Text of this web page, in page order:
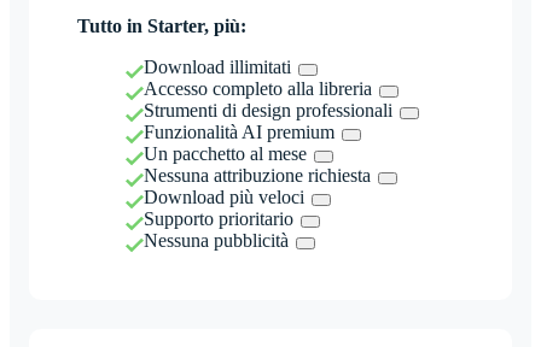
Tutto in Starter, più:
Download illimitati
Accesso completo alla libreria
Strumenti di design professionali
Funzionalità AI premium
Un pacchetto al mese
Nessuna attribuzione richiesta
Download più veloci
Supporto prioritario
Nessuna pubblicità